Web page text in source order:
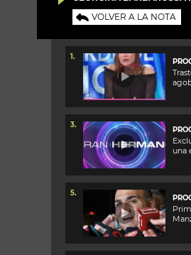
VOLVER A LA NOTA
1.
3.
una
5.